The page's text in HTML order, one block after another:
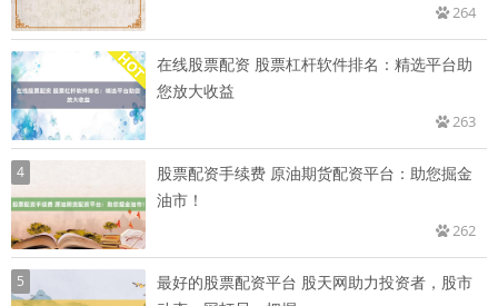
264
在线股票配资 股票杠杆软件排名：精选平台助
您放大收益
263
4
股票配资手续费 原油期货配资平台：助您掘金
油市！
262
5
最好的股票配资平台 股天网助力投资者，股市